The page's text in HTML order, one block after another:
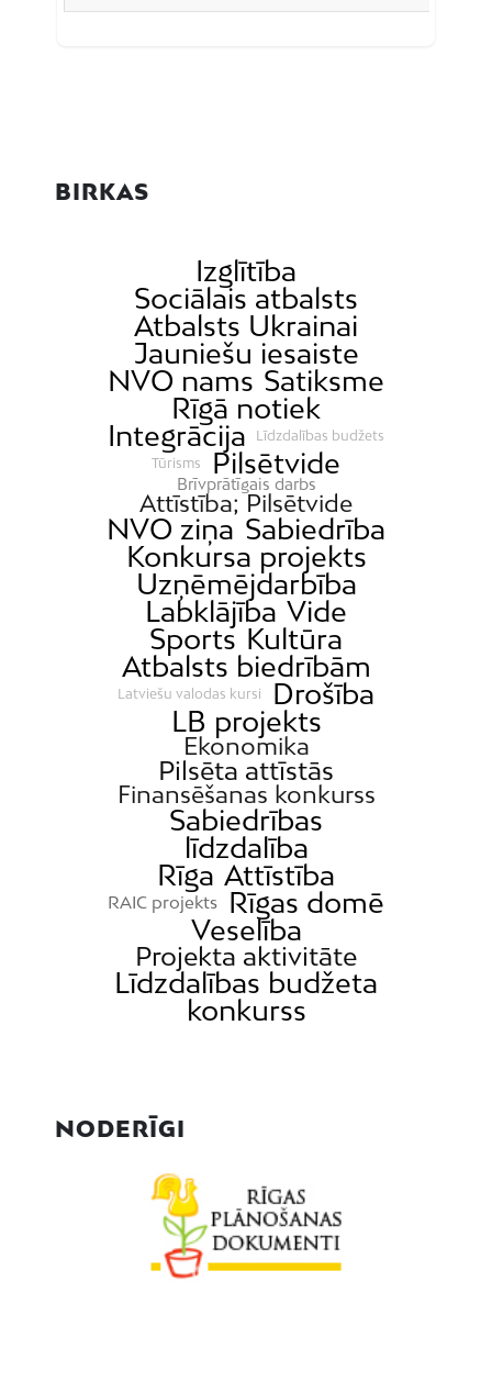
BIRKAS
Izglītība
Sociālais atbalsts
Atbalsts Ukrainai
Jauniešu iesaiste
NVO nams Satiksme
Rīgā notiek
Integrācija
Līdzdalības budžets
Tūrisms
Pilsētvide
Brīvprātīgais darbs
Attīstība; Pilsētvide
NVO ziņa Sabiedrība
Konkursa projekts
Uzņēmējdarbība
Labklājība Vide
Sports Kultūra
Atbalsts biedrībām
Latviešu valodas kursi
Drošība
LB projekts
Ekonomika
Pilsēta attīstās
Finansēšanas konkurss
Sabiedrības
līdzdalība
Rīga Attīstība
RAIC projekts
Rīgas domē
Veselība
Projekta aktivitāte
Līdzdalības budžeta
konkurss
NODERĪGI